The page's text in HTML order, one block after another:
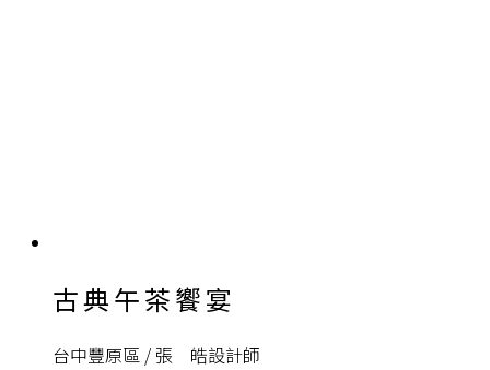
古典午茶饗宴
台中豐原區 / 張 皓設計師